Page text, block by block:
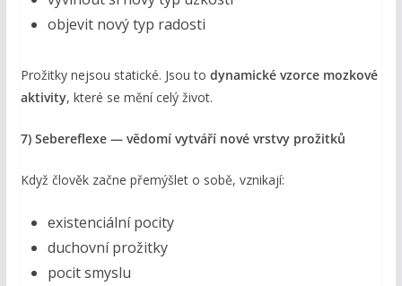
objevit nový typ radosti
Prožitky nejsou statické. Jsou to dynamické vzorce mozkové
aktivity, které se mění celý život.
7) Sebereflexe — vědomí vytváří nové vrstvy prožitků
Když člověk začne přemýšlet o sobě, vznikají:
existenciální pocity
duchovní prožitky
pocit smyslu